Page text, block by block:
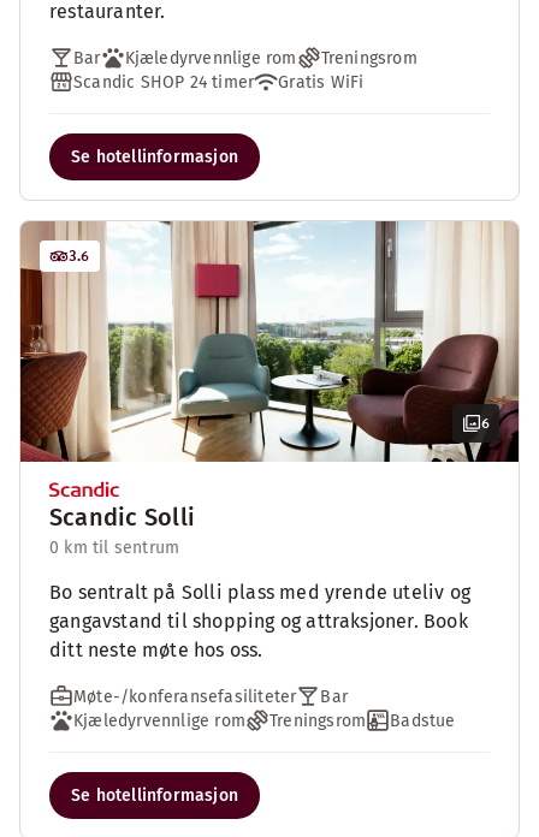
restauranter.
Bar Kjæledyrvennlige rom
Treningsrom
Scandic SHOP 24 timer
Gratis WiFi
Se hotellinformasjon
6
3.6
Scandic Solli
0 km til sentrum
Bo sentralt på Solli plass med yrende uteliv og
gangavstand til shopping og attraksjoner. Book
ditt neste møte hos oss.
Møte-/konferansefasiliteter
Bar
Kjæledyrvennlige rom
Treningsrom Badstue
Se hotellinformasjon